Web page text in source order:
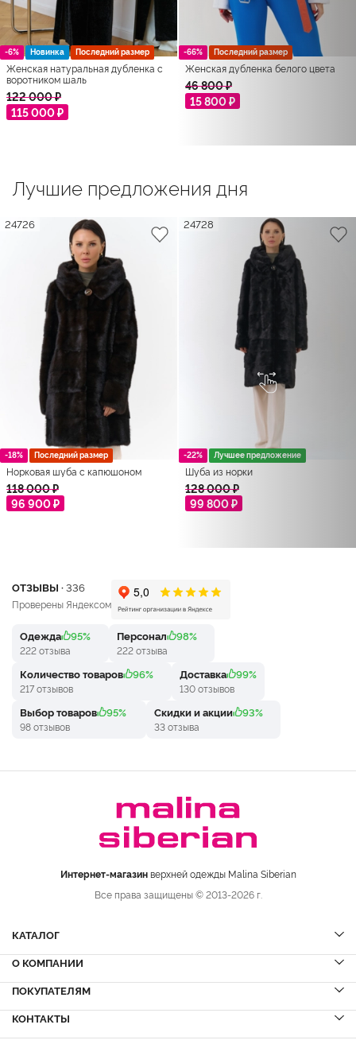
-6% Новинка Последний размер
Женская натуральная дубленка с
воротником шаль
122 000 ₽
115 000 ₽
-66% Последний размер
Женская дубленка белого цвета
46 800 ₽
15 800 ₽
Лучшие предложения дня
-18% Последний размер
24726
Норковая шуба с капюшоном
118 000 ₽
96 900 ₽
-22% Лучшее предложение
24728
Шуба из норки
128 000 ₽
99 800 ₽
ОТЗЫВЫ ·336
Проверены Яндексом
Одежда 95%
222 отзыва
Персонал 98%
222 отзыва
Количество товаров 96%
217 отзывов
Доставка 99%
130 отзывов
Выбор товаров 95%
98 отзывов
Скидки и акции 93%
33 отзыва
Интернет-магазинверхней одежды Malina Siberian
Все права защищены © 2013-2026 г.
КАТАЛОГ
Шубы
Шубы из норки
Шубы из куницы
Дубленки
О КОМПАНИИ
Вопрос-ответ
Сервисный центр
ПОКУПАТЕЛЯМ
Акции
Доставка и оплата
КОНТАКТЫ